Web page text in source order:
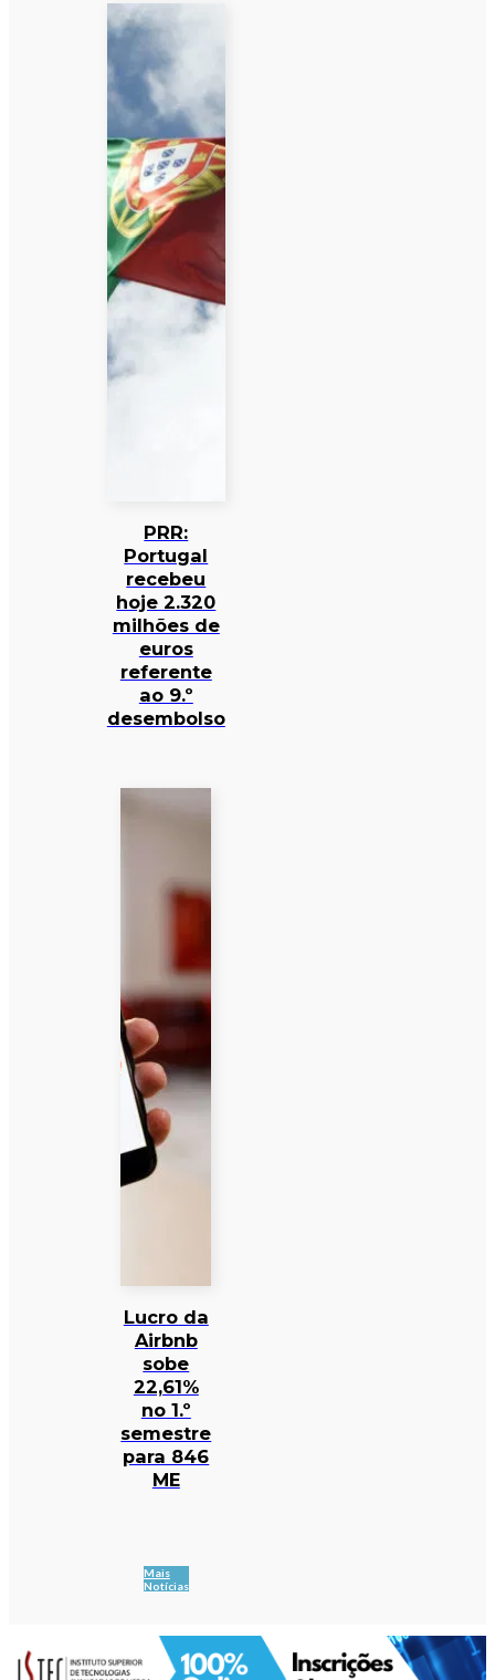
PRR:
Portugal
recebeu
hoje 2.320
milhões de
euros
referente
ao 9.º
desembolso
Lucro da
Airbnb
sobe
22,61%
no 1.º
semestre
para 846
ME
Mais
Notícias